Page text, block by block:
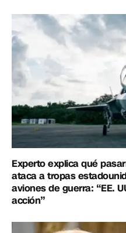
Experto explica qué
ataca a tropas
aviones de guerra: “EE.
acción”